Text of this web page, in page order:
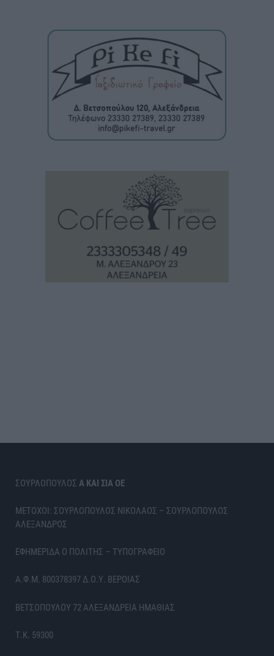
ΣΟΥΡΛΟΠΟΥΛΟΣ Α ΚΑΙ ΣΙΑ ΟΕ
ΜΕΤΟΧΟΙ: ΣΟΥΡΛΟΠΟΥΛΟΣ ΝΙΚΟΛΑΟΣ – ΣΟΥΡΛΟΠΟΥΛΟΣ
ΑΛΕΞΑΝΔΡΟΣ
ΕΦΗΜΕΡΙΔΑ Ο ΠΟΛΙΤΗΣ – ΤΥΠΟΓΡΑΦΕΙΟ
Α.Φ.Μ. 800378397 Δ.Ο.Υ. ΒΕΡΟΙΑΣ
ΒΕΤΣΟΠΟΥΛΟΥ 72 ΑΛΕΞΑΝΔΡΕΙΑ ΗΜΑΘΙΑΣ
Τ.Κ. 59300